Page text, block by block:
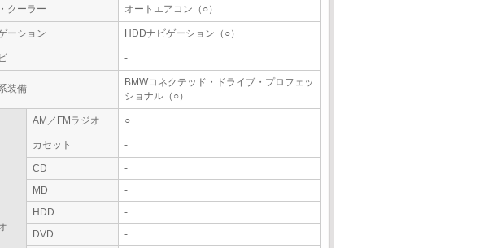
クーラー オートエアコン（○）
ーション HDDナビゲーション（○）
-
装備
BMWコネクテッド・ドライブ・プロフェッ
ショナル（○）
AM／FMラジオ ○
カセット -
CD
-
MD
-
HDD
-
DVD
-